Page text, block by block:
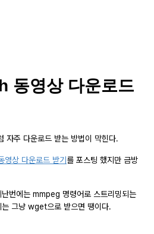
동영상 다운로드
자주 다운로드 받는 방법이 막힌다.
상 다운로드 받기 를 포스팅 했지만 금방
번에는 mmpeg 명령어로 스트리밍되는
는 그냥 wget으로 받으면 땡이다.